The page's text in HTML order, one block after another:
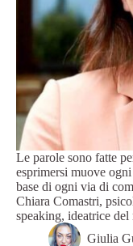
Le parole sono fatte
esprimersi muove
base di ogni via di
Chiara Comastri,
speaking, ideatrice
Giulia